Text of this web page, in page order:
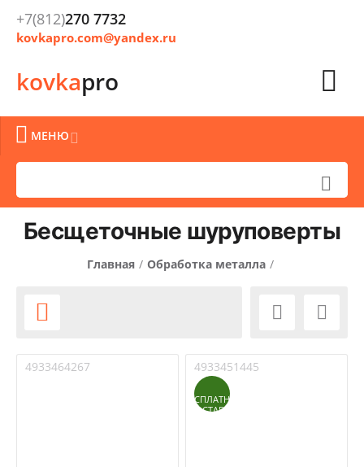
kovkapro
+7(812)270 7732
kovkapro.com@yandex.ru

 МЕНЮ

Бесщеточные шуруповерты
Главная / Обработка металла /
  
4933464267 4933451445
БЕСПЛАТНАЯ
ДОСТАВКА